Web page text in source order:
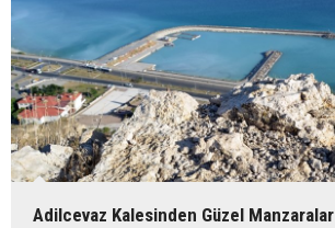
Adilcevaz Kalesinden Güzel Manzaralar